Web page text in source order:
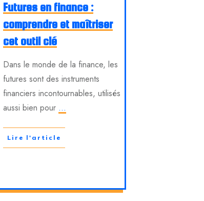
Futures en finance :
comprendre et maîtriser
cet outil clé
Dans le monde de la finance, les
futures sont des instruments
financiers incontournables, utilisés
aussi bien pour ...
Lire l'article